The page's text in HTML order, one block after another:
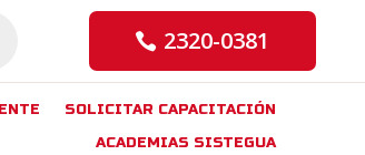
2320-0381
SOLICITAR CAPACITACIÓN
ACADEMIAS SISTEGUA